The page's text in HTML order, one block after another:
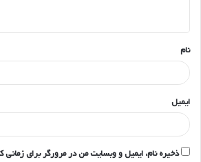
*
نام
ایمیل
ذخیره نام، ایمیل و وبسایت من در مرورگر برای